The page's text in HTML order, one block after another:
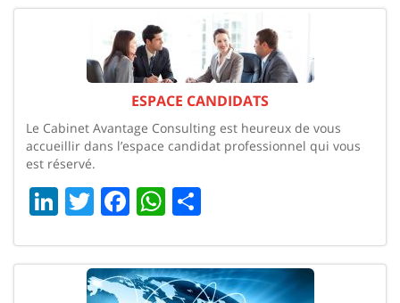
ESPACE CANDIDATS
Le Cabinet Avantage Consulting est heureux de vous
accueillir dans l’espace candidat professionnel qui vous
est réservé.
LinkedIn
Twitter
Facebook
WhatsApp